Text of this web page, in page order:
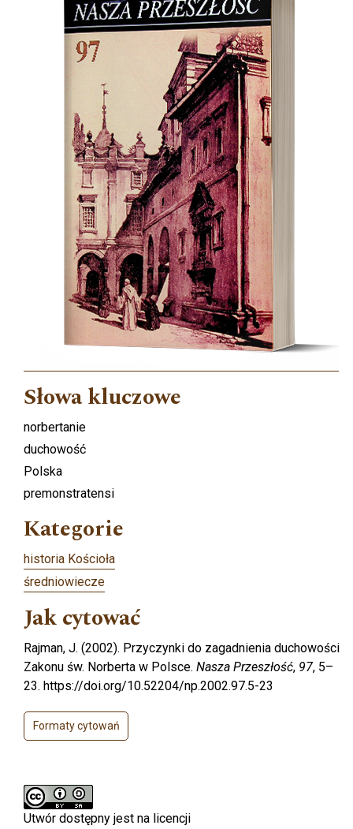
Słowa kluczowe
norbertanie
duchowość
Polska
premonstratensi
Kategorie
historia Kościoła
średniowiecze
Jak cytować
Rajman, J. (2002). Przyczynki do zagadnienia duchowości
Zakonu św. Norberta w Polsce. Nasza Przeszłość, 97, 5–
23. https://doi.org/10.52204/np.2002.97.5-23
Formaty cytowań
Utwór dostępny jest na licencji